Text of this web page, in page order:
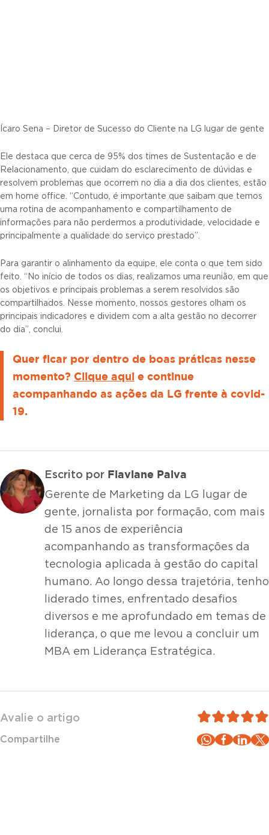
Ícaro Sena – Diretor de Sucesso do Cliente na LG lugar de gente
Ele destaca que cerca de 95% dos times de Sustentação e de
Relacionamento, que cuidam do esclarecimento de dúvidas e
resolvem problemas que ocorrem no dia a dia dos clientes, estão
em home office. “Contudo, é importante que saibam que temos
uma rotina de acompanhamento e compartilhamento de
informações para não perdermos a produtividade, velocidade e
principalmente a qualidade do serviço prestado”.
Para garantir o alinhamento da equipe, ele conta o que tem sido
feito. “No início de todos os dias, realizamos uma reunião, em que
os objetivos e principais problemas a serem resolvidos são
compartilhados. Nesse momento, nossos gestores olham os
principais indicadores e dividem com a alta gestão no decorrer
do dia”, conclui.
Quer ficar por dentro de boas práticas nesse
momento? Clique aqui e continue
acompanhando as ações da LG frente à covid-
19.
Escrito por Flaviane Paiva
Gerente de Marketing da LG lugar de
gente, jornalista por formação, com mais
de 15 anos de experiência
acompanhando as transformações da
tecnologia aplicada à gestão do capital
humano. Ao longo dessa trajetória, tenho
liderado times, enfrentado desafios
diversos e me aprofundado em temas de
liderança, o que me levou a concluir um
MBA em Liderança Estratégica.
Avalie o artigo
Compartilhe